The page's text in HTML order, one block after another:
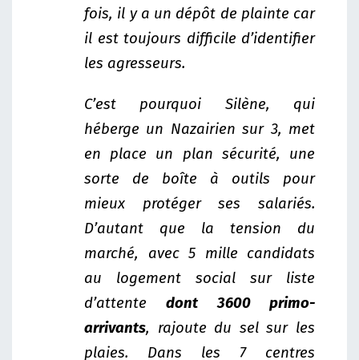
fois, il y a un dépôt de plainte car
il est toujours difficile d’identifier
les agresseurs.
C’est pourquoi Silène, qui
héberge un Nazairien sur 3, met
en place un plan sécurité, une
sorte de boîte à outils pour
mieux protéger ses salariés.
D’autant que la tension du
marché, avec 5 mille candidats
au logement social sur liste
d’attentedont 3600 primo-
arrivants, rajoute du sel sur les
plaies. Dans les 7 centres